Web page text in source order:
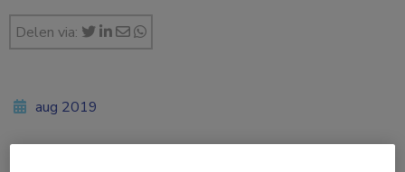
Delen via:
aug 2019